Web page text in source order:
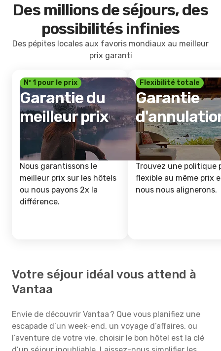
Des millions de séjours, des
possibilités infinies
Des pépites locales aux favoris mondiaux au meilleur
prix garanti
Nº 1 pour le prix
Garantie du
meilleur prix
Nous garantissons le
meilleur prix sur les hôtels
ou nous payons 2x la
différence.
Flexibilité totale
Garantie
Trouvez une politique
flexible au même prix
nous nous alignerons.
Votre séjour idéal vous attend à
Vantaa
Envie de découvrir Vantaa ? Que vous planifiez une
escapade d’un week-end, un voyage d’affaires, ou
l’aventure de votre vie, choisir le bon hôtel est la clé